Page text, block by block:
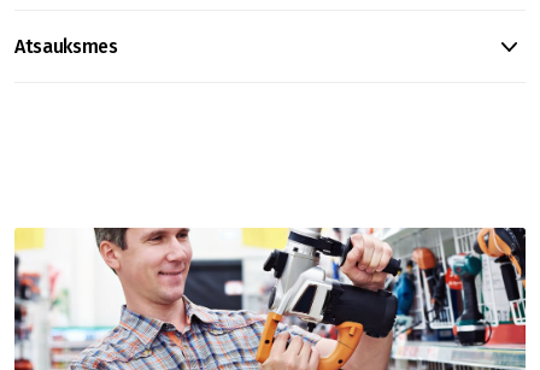
Atsauksmes